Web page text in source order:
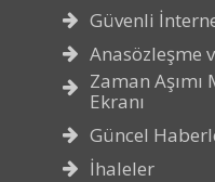
Güvenli
Anasözleşme
Zaman
Ekranı
Güncel
İhaleler